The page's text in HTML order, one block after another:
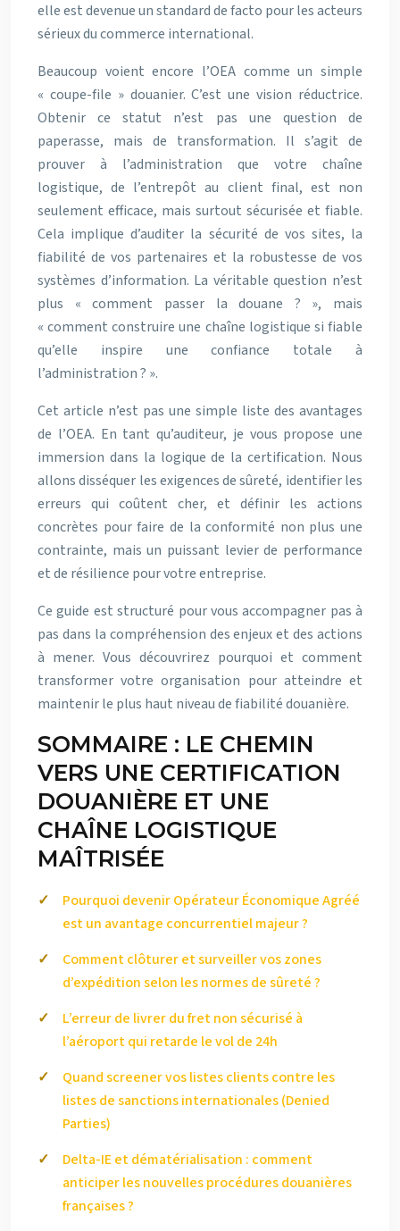
elle est devenue un standard de facto pour les acteurs
sérieux du commerce international.
Beaucoup voient encore l’OEA comme un simple
« coupe-file » douanier. C’est une vision réductrice.
Obtenir ce statut n’est pas une question de
paperasse, mais de transformation. Il s’agit de
prouver à l’administration que votre chaîne
logistique, de l’entrepôt au client final, est non
seulement efficace, mais surtout sécurisée et fiable.
Cela implique d’auditer la sécurité de vos sites, la
fiabilité de vos partenaires et la robustesse de vos
systèmes d’information. La véritable question n’est
plus « comment passer la douane ? », mais
« comment construire une chaîne logistique si fiable
qu’elle inspire une confiance totale à
l’administration ? ».
Cet article n’est pas une simple liste des avantages
de l’OEA. En tant qu’auditeur, je vous propose une
immersion dans la logique de la certification. Nous
allons disséquer les exigences de sûreté, identifier les
erreurs qui coûtent cher, et définir les actions
concrètes pour faire de la conformité non plus une
contrainte, mais un puissant levier de performance
et de résilience pour votre entreprise.
Ce guide est structuré pour vous accompagner pas à
pas dans la compréhension des enjeux et des actions
à mener. Vous découvrirez pourquoi et comment
transformer votre organisation pour atteindre et
maintenir le plus haut niveau de fiabilité douanière.
SOMMAIRE : LE CHEMIN
VERS UNE CERTIFICATION
DOUANIÈRE ET UNE
CHAÎNE LOGISTIQUE
MAÎTRISÉE
Pourquoi devenir Opérateur Économique Agréé
est un avantage concurrentiel majeur ?
Comment clôturer et surveiller vos zones
d’expédition selon les normes de sûreté ?
L’erreur de livrer du fret non sécurisé à
l’aéroport qui retarde le vol de 24h
Quand screener vos listes clients contre les
listes de sanctions internationales (Denied
Parties)
Delta-IE et dématérialisation : comment
anticiper les nouvelles procédures douanières
françaises ?